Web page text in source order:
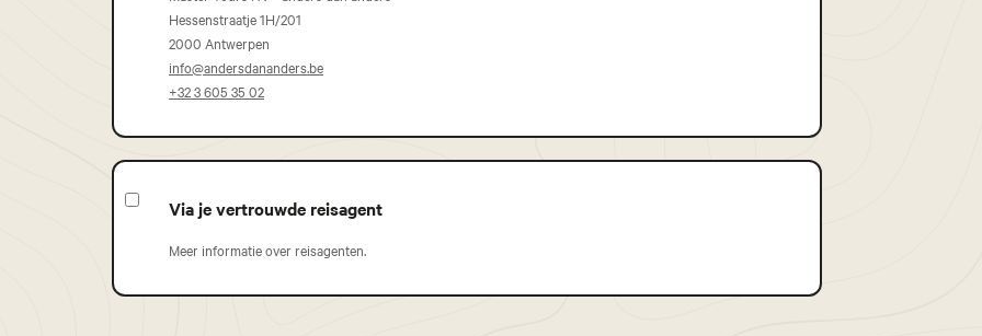
Hessenstraatje 1H/201
2000 Antwerpen
info@andersdananders.be
+32 3 605 35 02
Via je vertrouwde reisagent
Meer informatie over reisagenten.